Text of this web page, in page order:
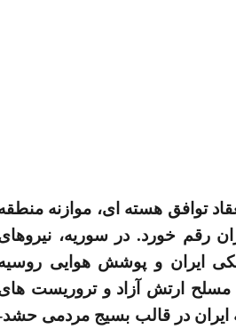
توافق هسته ­ای، موازنه
رقم خورد. در سوریه،
ایران و پوشش هوایی
ارتش آزاد و تروریست­
تکفیری داعش شدند. در